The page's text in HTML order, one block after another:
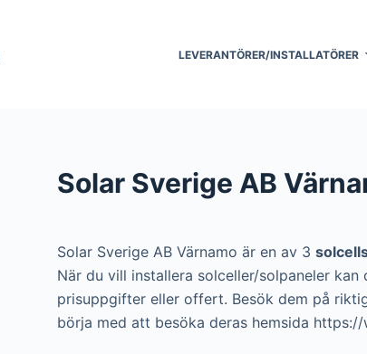
LEVERANTÖRER/INSTALLATÖRER
Solar Sverige AB
Solar Sverige AB Värnamo är en av 3
När du vill installera solceller/solpaneler
prisuppgifter eller offert. Besök dem på
börja med att besöka deras hemsida https://